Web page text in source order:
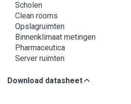
Scholen
Clean rooms
Opslagruimten
Binnenklimaat metingen
Pharmaceutica
Server ruimten
Download datasheet